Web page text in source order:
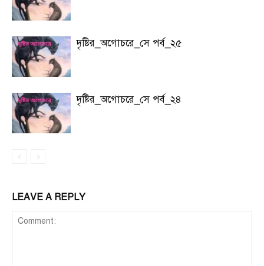
দৃষ্টির_অগোচরে_সে পর্ব_২৫
দৃষ্টির_অগোচরে_সে পর্ব_২৪
LEAVE A REPLY